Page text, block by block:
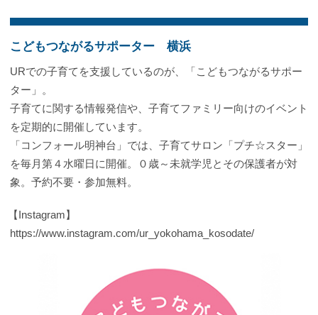
こどもつながるサポーター 横浜
URでの子育てを支援しているのが、「こどもつながるサポー
ター」。
子育てに関する情報発信や、子育てファミリー向けのイベント
を定期的に開催しています。
「コンフォール明神台」では、子育てサロン「プチ☆スター」
を毎月第４水曜日に開催。０歳～未就学児とその保護者が対
象。予約不要・参加無料。
【Instagram】
https://www.instagram.com/ur_yokohama_kosodate/